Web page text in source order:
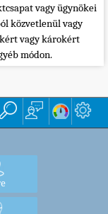
vagy ügynökei
közvetlenül vagy
vagy károkért
módon.